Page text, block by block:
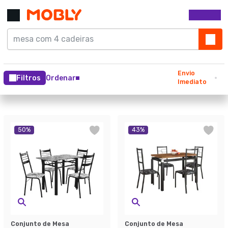
Filtros Ordenar
Envio
Imediato
50%
Conjunto de Mesa
43%
Conjunto de Mesa